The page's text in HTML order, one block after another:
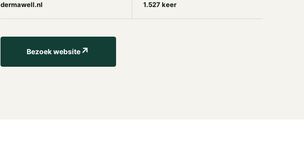
dermawell.nl 1.527 keer
Bezoek website↗